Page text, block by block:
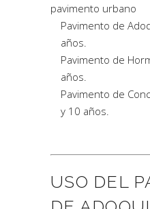
pavimento urbano
Pavimento de
años.
Pavimento de
años.
Pavimento de
y 10 años.
USO DEL